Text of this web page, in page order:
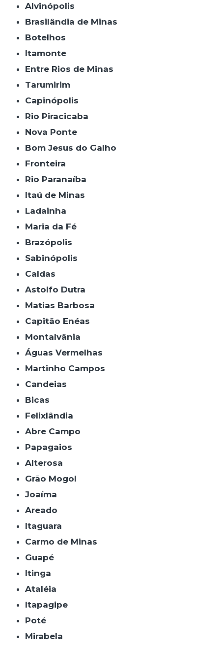
Alvinópolis
Brasilândia de Minas
Botelhos
Itamonte
Entre Rios de Minas
Tarumirim
Capinópolis
Rio Piracicaba
Nova Ponte
Bom Jesus do Galho
Fronteira
Rio Paranaíba
Itaú de Minas
Ladainha
Maria da Fé
Brazópolis
Sabinópolis
Caldas
Astolfo Dutra
Matias Barbosa
Capitão Enéas
Montalvânia
Águas Vermelhas
Martinho Campos
Candeias
Bicas
Felixlândia
Abre Campo
Papagaios
Alterosa
Grão Mogol
Joaíma
Areado
Itaguara
Carmo de Minas
Guapé
Itinga
Ataléia
Itapagipe
Poté
Mirabela